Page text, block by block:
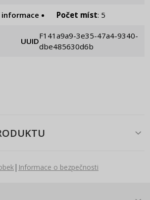
informace Počet míst: 5
UUID
f141a9a9-3e35-47a4-9340-
dbe485630d6b
| Informace o bezpečnosti